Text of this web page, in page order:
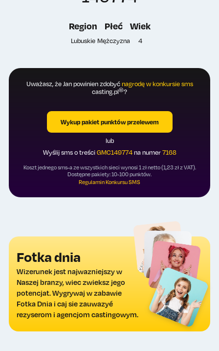
Region
Lubuskie
Płeć
Mężczyzna
Wiek
4
Uważasz, że Jan powinien zdobyćnagrodę w konkursie sms
casting.pl®?
Wykup pakiet punktów przelewem
lub
Wyślij sms o treściGMC149774na numer7168
Koszt jednego sms-a ze wszystkich sieci wynosi 1 zł netto (1,23 zł z VAT).
Dostępne pakiety: 10-100 punktów.
Regulamin Konkursu SMS
Fotka dnia
Wizerunek jest najwazniejszy w
Naszej branzy, wiec zwieksz jego
potencjat. Wygrywaj w zabawie
Fotka Dnia i caj sie zauwazyé
rezyserom i agencjom castingowym.